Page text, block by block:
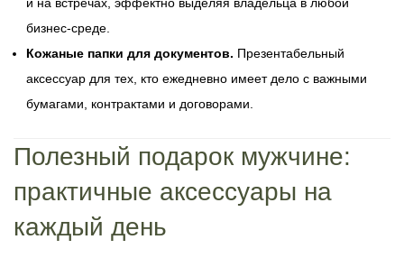
бизнес-среде.
Кожаные папки для документов. Презентабельный
аксессуар для тех, кто ежедневно имеет дело с важными
бумагами, контрактами и договорами.
Полезный подарок мужчине:
практичные аксессуары на
каждый день